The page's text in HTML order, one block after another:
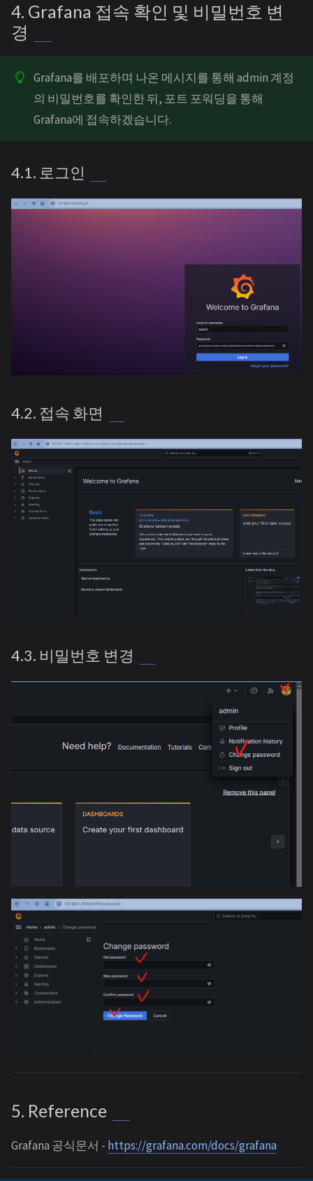
4. Grafana 접속 확인 및 비밀번호 변
경
Grafana를 배포하며 나온 메시지를 통해 admin 계정
의 비밀번호를 확인한 뒤, 포트 포워딩을 통해
Grafana에 접속하겠습니다.
4.1. 로그인
4.2. 접속 화면
4.3. 비밀번호 변경
5. Reference
Grafana 공식문서 - https://grafana.com/docs/grafana